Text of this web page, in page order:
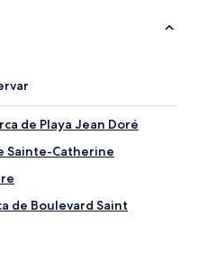
de Playa Jean Doré
Sainte-Catherine
de Boulevard Saint